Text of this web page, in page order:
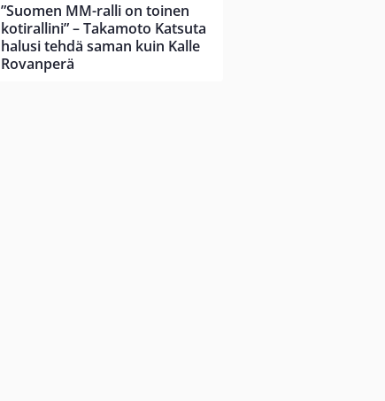
”Suomen MM-ralli on toinen
kotirallini” – Takamoto Katsuta
halusi tehdä saman kuin Kalle
Rovanperä